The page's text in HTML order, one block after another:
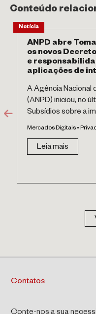
Conteúdo
Notícia
ANPD abre
os novos
e
aplicações de
A Agência Nacional
(ANPD) iniciou, no
Subsídios sobre a
Mercados Digitais •
Leia mais
Contatos